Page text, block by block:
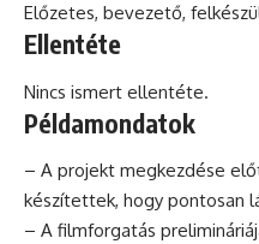
Előzetes, bevezető,
Ellentéte
Nincs ismert ellentéte.
Példamondatok
– A projekt megkezdése
készítettek, hogy pontosan
– A filmforgatás